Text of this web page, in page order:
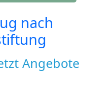
nach
Angebote